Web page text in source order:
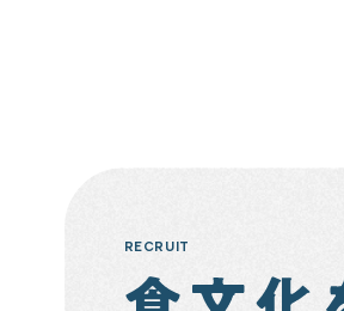
RECRUIT